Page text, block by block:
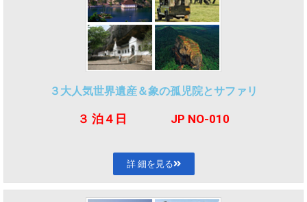
３大人気世界遺産＆象の孤児院とサファリ
３ 泊４日 JP NO-010
詳 細を見る